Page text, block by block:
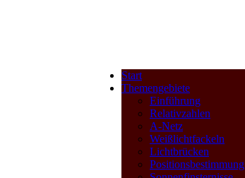
Start
Themengebiete
Einführung
Relativzahlen
A-Netz
Weißlichtfackeln
Lichtbrücken
Positionsbestimmung